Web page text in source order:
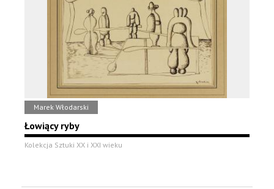
Marek Włodarski
Łowiący ryby
Kolekcja Sztuki XX i XXI wieku